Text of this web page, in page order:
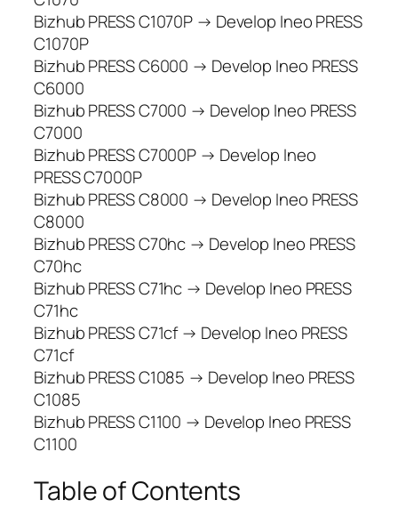
Bizhub PRESS C1070P → Develop Ineo PRESS
C1070P
Bizhub PRESS C6000 → Develop Ineo PRESS
C6000
Bizhub PRESS C7000 → Develop Ineo PRESS
C7000
Bizhub PRESS C7000P → Develop Ineo
PRESS C7000P
Bizhub PRESS C8000 → Develop Ineo PRESS
C8000
Bizhub PRESS C70hc → Develop Ineo PRESS
C70hc
Bizhub PRESS C71hc → Develop Ineo PRESS
C71hc
Bizhub PRESS C71cf → Develop Ineo PRESS
C71cf
Bizhub PRESS C1085 → Develop Ineo PRESS
C1085
Bizhub PRESS C1100 → Develop Ineo PRESS
C1100
Table of Contents